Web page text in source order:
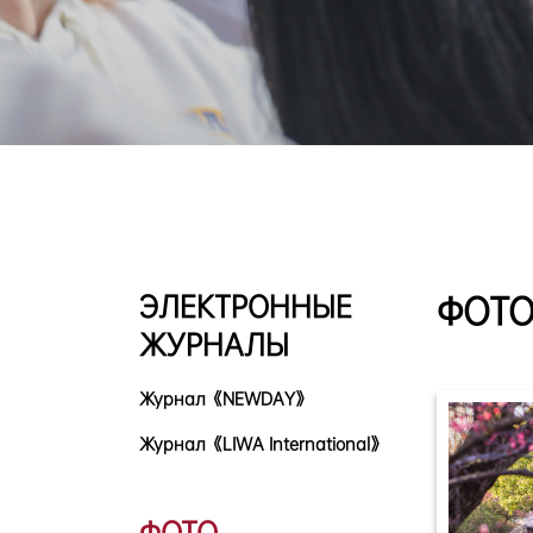
ЭЛЕКТРОННЫЕ
ЖУРНАЛЫ
Журнал《NEWDAY》
Журнал《LIWA International》